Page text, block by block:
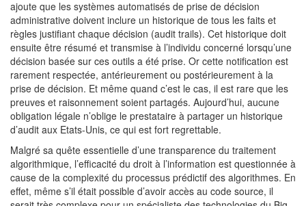
ajoute que les systèmes automatisés de prise de décision
administrative doivent inclure un historique de tous les faits et
règles justifiant chaque décision (audit trails). Cet historique doit
ensuite être résumé et transmise à l’individu concerné lorsqu’une
décision basée sur ces outils a été prise. Or cette notification est
rarement respectée, antérieurement ou postérieurement à la
prise de décision. Et même quand c’est le cas, il est rare que les
preuves et raisonnement soient partagés. Aujourd’hui, aucune
obligation légale n’oblige le prestataire à partager un historique
d’audit aux Etats-Unis, ce qui est fort regrettable.
Malgré sa quête essentielle d’une transparence du traitement
algorithmique, l’efficacité du droit à l’information est questionnée à
cause de la complexité du processus prédictif des algorithmes. En
effet, même s’il était possible d’avoir accès au code source, il